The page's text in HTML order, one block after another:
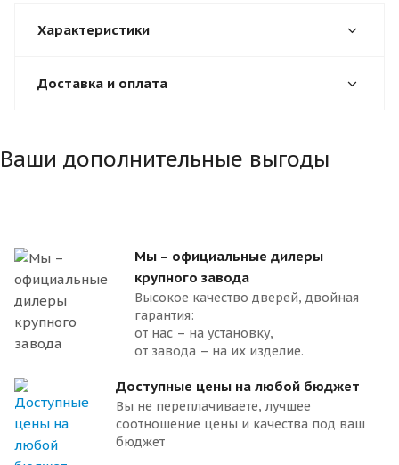
Характеристики
Доставка и оплата
Ваши дополнительные выгоды
Мы – официальные дилеры
крупного завода
Высокое качество дверей, двойная
гарантия:
от нас – на установку,
от завода – на их изделие.
Доступные цены на любой бюджет
Вы не переплачиваете, лучшее
соотношение цены и качества под ваш
бюджет